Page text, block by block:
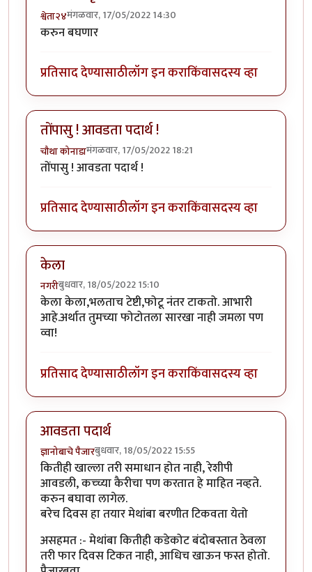
श्वेता२४मंगळवार, 17/05/2022 14:30
करुन बघणार
प्रतिसाद देण्यासाठीलॉग इन कराकिंवासदस्य व्हा
तोंपासु ! आवडता पदार्थ !
चौथा कोनाडामंगळवार, 17/05/2022 18:21
तोंपासु ! आवडता पदार्थ !
प्रतिसाद देण्यासाठीलॉग इन कराकिंवासदस्य व्हा
केला
नगरीबुधवार, 18/05/2022 15:10
केला केला,भलताच टेष्टी,फोटू नंतर टाकतो. आभारी
आहे.अर्थात तुमच्या फोटोतला सारखा नाही जमला पण
व्वा!
प्रतिसाद देण्यासाठीलॉग इन कराकिंवासदस्य व्हा
आवडता पदार्थ
ज्ञानोबाचे पैजारबुधवार, 18/05/2022 15:55
कितीही खाल्ला तरी समाधान होत नाही, रेशीपी
आवडली, कच्च्या कैरीचा पण करतात हे माहित नव्हते.
करुन बघावा लागेल.
बरेच दिवस हा तयार मेथांबा बरणीत टिकवता येतो
असहमत :- मेथांबा कितीही कडेकोट बंदोबस्तात ठेवला
तरी फार दिवस टिकत नाही, आधिच खाऊन फस्त होतो.